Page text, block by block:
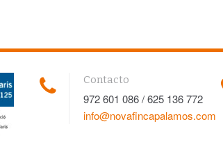
Contacto
972 601 086 / 625 136 772
info@novafincapalamos.com